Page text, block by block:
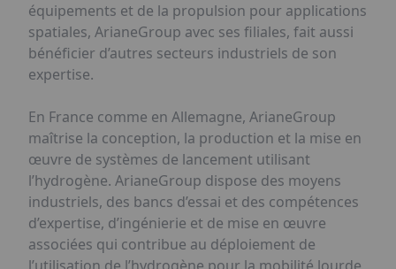
équipements et de la propulsion pour applications
spatiales, ArianeGroup avec ses filiales, fait aussi
bénéficier d’autres secteurs industriels de son
expertise.
En France comme en Allemagne, ArianeGroup
maîtrise la conception, la production et la mise en
œuvre de systèmes de lancement utilisant
l’hydrogène. ArianeGroup dispose des moyens
industriels, des bancs d’essai et des compétences
d’expertise, d’ingénierie et de mise en œuvre
associées qui contribue au déploiement de